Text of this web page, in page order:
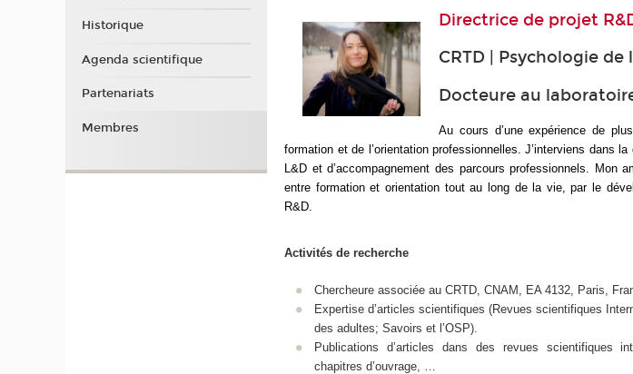
Directrice de projet
CRTD | Psychologie
Docteure au
Au cours d’une expérience de
formation et de l’orientation professionnelles. J’interviens dans
L&D et d’accompagnement des parcours professionnels. Mon
entre formation et orientation tout au long de la vie, par le
R&D.
Activités de recherche
Chercheure associée au CRTD, CNAM, EA 4132, Paris,
Expertise d’articles scientifiques (Revues scientifiques
des adultes; Savoirs et l’OSP).
Publications d’articles dans des revues scientifiques
chapitres d’ouvrage, …
Historique
Agenda scientifique
Partenariats
Membres